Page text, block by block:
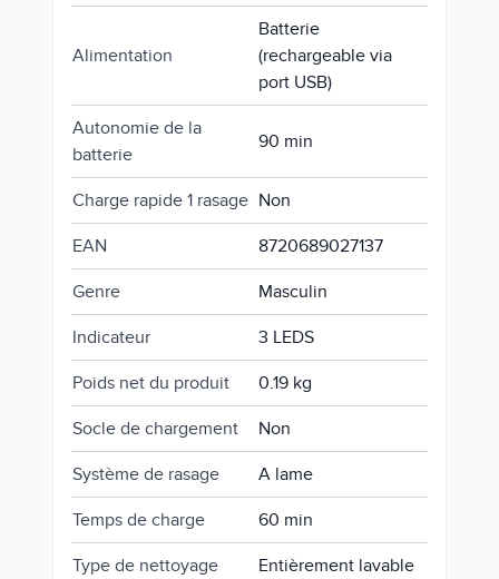
Alimentation
Batterie
(rechargeable via
port USB)
Autonomie de la
batterie
90 min
Charge rapide 1 rasage Non
EAN 8720689027137
Genre Masculin
Indicateur 3 LEDS
Poids net du produit 0.19 kg
Socle de chargement Non
Système de rasage A lame
Temps de charge 60 min
Type de nettoyage Entièrement lavable